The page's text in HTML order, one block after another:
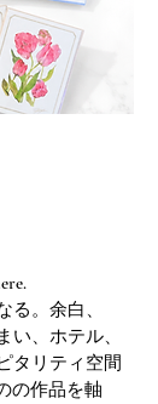
る。余白、
い、ホテル、
タリティ空間
の作品を軸